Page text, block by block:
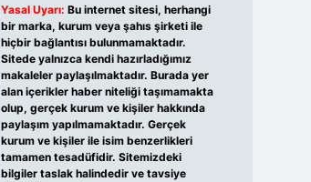
Yasal Uyarı: Bu internet sitesi, herhangi
bir marka, kurum veya şahıs şirketi ile
hiçbir bağlantısı bulunmamaktadır.
Sitede yalnızca kendi hazırladığımız
makaleler paylaşılmaktadır. Burada yer
alan içerikler haber niteliği taşımamakta
olup, gerçek kurum ve kişiler hakkında
paylaşım yapılmamaktadır. Gerçek
kurum ve kişiler ile isim benzerlikleri
tamamen tesadüfidir. Sitemizdeki
bilgiler taslak halindedir ve tavsiye